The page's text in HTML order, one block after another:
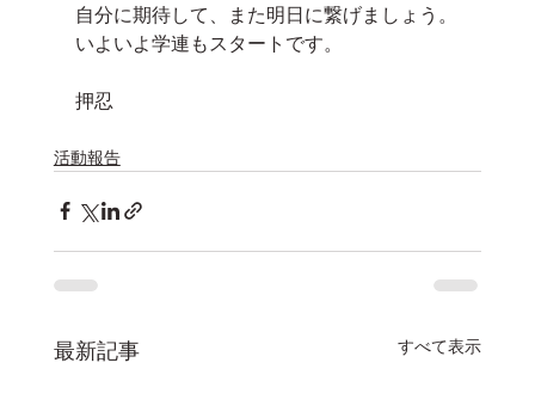
自分に期待して、また明日に繋げましょう。
いよいよ学連もスタートです。
押忍
活動報告
最新記事 すべて表示